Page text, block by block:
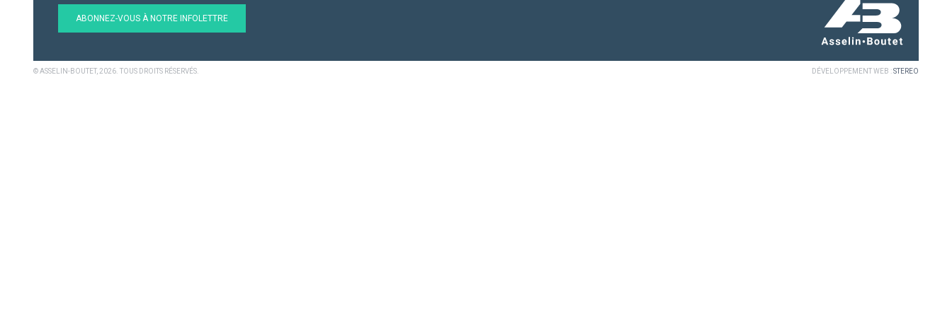
ABONNEZ-VOUS À NOTRE INFOLETTRE
© ASSELIN-BOUTET, 2026. TOUS DROITS RÉSERVÉS. DÉVELOPPEMENT WEB :STEREO